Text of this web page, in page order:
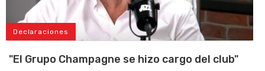
Declaraciones
"El Grupo Champagne se hizo cargo del club"